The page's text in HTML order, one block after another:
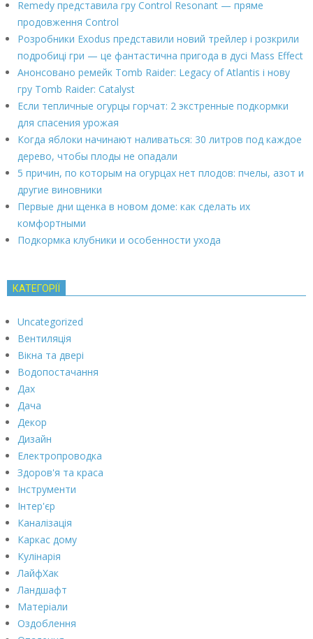
Remedy представила гру Control Resonant — пряме
продовження Control
Розробники Exodus представили новий трейлер і розкрили
подробиці гри — це фантастична пригода в дусі Mass Effect
Анонсовано ремейк Tomb Raider: Legacy of Atlantis і нову
гру Tomb Raider: Catalyst
Если тепличные огурцы горчат: 2 экстренные подкормки
для спасения урожая
Когда яблоки начинают наливаться: 30 литров под каждое
дерево, чтобы плоды не опадали
5 причин, по которым на огурцах нет плодов: пчелы, азот и
другие виновники
Первые дни щенка в новом доме: как сделать их
комфортными
Подкормка клубники и особенности ухода
КАТЕГОРІЇ
Uncategorized
Вентиляція
Вікна та двері
Водопостачання
Дах
Дача
Декор
Дизайн
Електропроводка
Здоров'я та краса
Інструменти
Інтер'єр
Каналізація
Каркас дому
Кулінарія
ЛайфХак
Ландшафт
Матеріали
Оздоблення